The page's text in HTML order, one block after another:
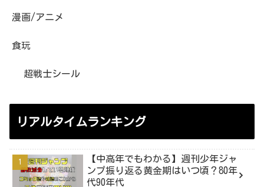
漫画/アニメ
食玩
超戦士シール
リアルタイムランキング
【中高年でもわかる】週刊少年ジャ
ンプ振り返る黄金期はいつ頃？80年
代90年代